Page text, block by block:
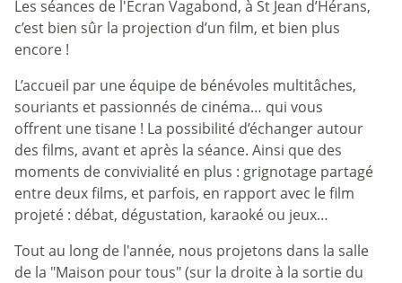
Les séances de l'Ecran Vagabond, à St Jean d’Hérans,
c’est bien sûr la projection d’un film, et bien plus
encore !
L’accueil par une équipe de bénévoles multitâches,
souriants et passionnés de cinéma… qui vous
offrent une tisane ! La possibilité d’échanger autour
des films, avant et après la séance. Ainsi que des
moments de convivialité en plus : grignotage partagé
entre deux films, et parfois, en rapport avec le film
projeté : débat, dégustation, karaoké ou jeux…
Tout au long de l'année, nous projetons dans la salle
de la "Maison pour tous" (sur la droite à la sortie du